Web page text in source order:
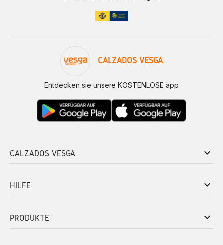
CALZADOS VESGA
Entdecken sie unsere KOSTENLOSE app
CALZADOS VESGA keyboard_arrow_down
HILFE keyboard_arrow_down
PRODUKTE keyboard_arrow_down